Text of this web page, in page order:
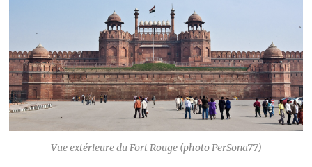
Vue extérieure du Fort Rouge (photo PerSona77)